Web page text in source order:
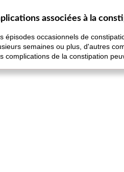
associées à la
épisodes occasionnels de
semaines ou plus, d'autres
complications de la constipation